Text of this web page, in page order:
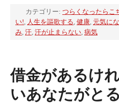
カテゴリー: つらくなったらこ
い!
人生を謳歌する 健康 元気に
み 汗 汗が止まらない 病気
借金があるけ
いあなたがと